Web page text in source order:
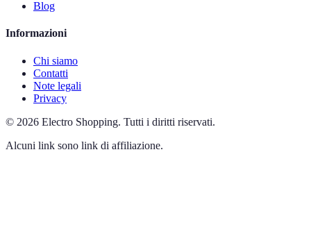
Blog
Informazioni
Chi siamo
Contatti
Note legali
Privacy
© 2026 Electro Shopping. Tutti i diritti riservati.
Alcuni link sono link di affiliazione.